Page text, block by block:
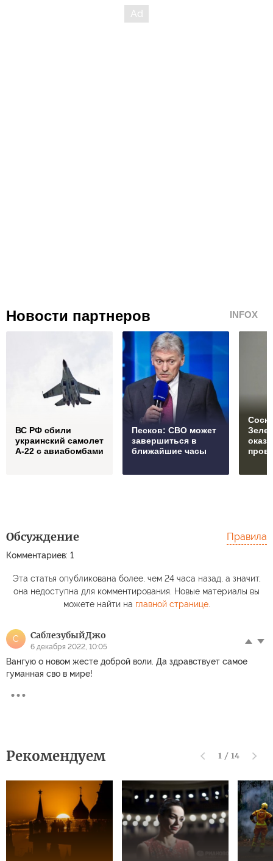
Новости партнеров INFOX
ВС РФ сбили
украинский самолет
А-22 с авиабомбами
Песков: СВО может
завершиться в
ближайшие часы
Обсуждение
Комментариев: 1
Правила
Эта статья опубликована более, чем 24 часа назад, а значит,
она недоступна для комментирования. Новые материалы вы
можете найти на главной странице.
С СаблезубыйДжо
6 декабря 2022, 10:05
Вангую о новом жесте доброй воли. Да здравствует самое
гуманная сво в мире!
Рекомендуем 1 / 14